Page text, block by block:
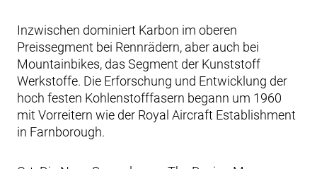
Inzwischen dominiert Karbon im oberen
Preissegment bei Rennrädern, aber auch bei
Mountainbikes, das Segment der Kunststoff
Werkstoffe. Die Erforschung und Entwicklung der
hoch festen Kohlenstofffasern begann um 1960
mit Vorreitern wie der Royal Aircraft Establishment
in Farnborough.